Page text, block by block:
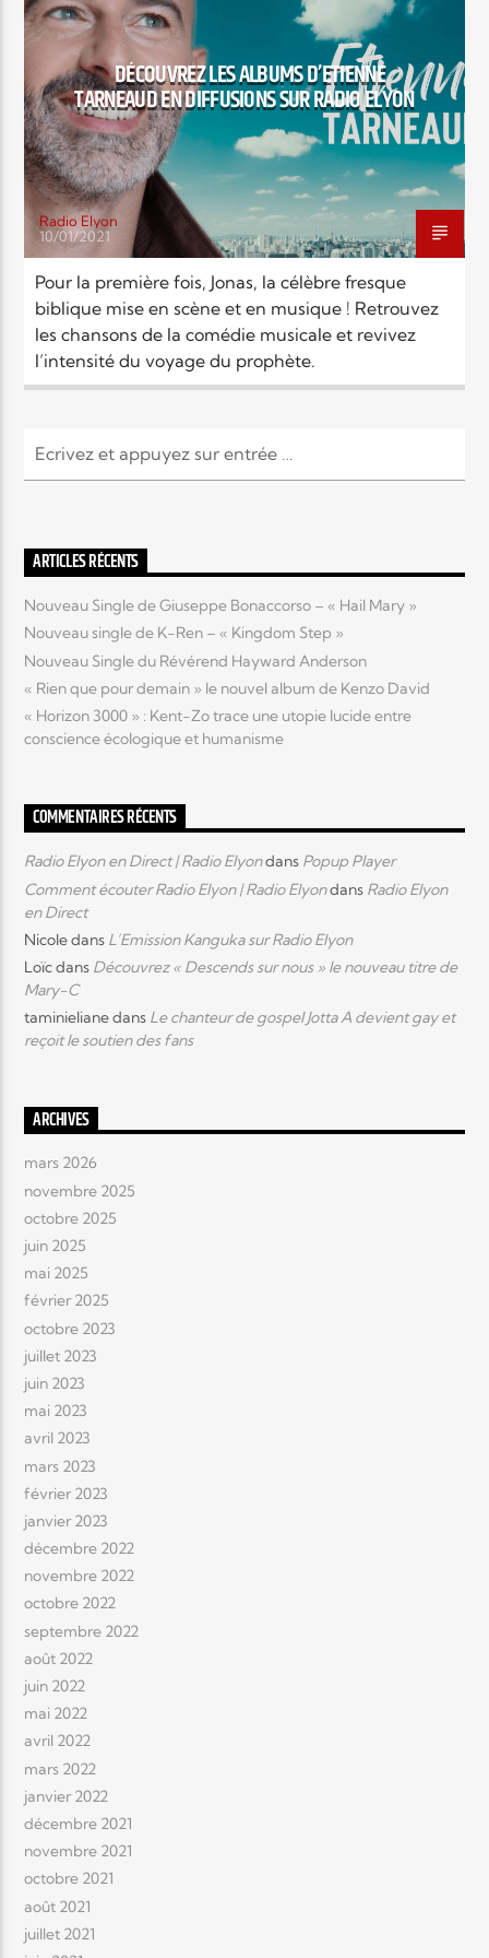
TITRE
ARTISTE
Radio Elyon
Elyon Rhema
Elyon Hits
Elyon Live
Elyon Kids
DÉCOUVREZ LES ALBUMS D’ETIENNE
TARNEAUD EN DIFFUSIONS SUR RADIO ELYON
Radio Elyon
10/01/2021
Pour la première fois, Jonas, la célèbre fresque
biblique mise en scène et en musique ! Retrouvez
les chansons de la comédie musicale et revivez
l’intensité du voyage du prophète.
ARTICLES RÉCENTS
Nouveau Single de Giuseppe Bonaccorso – « Hail Mary »
Nouveau single de K-Ren – « Kingdom Step »
Nouveau Single du Révérend Hayward Anderson
« Rien que pour demain » le nouvel album de Kenzo David
« Horizon 3000 » : Kent-Zo trace une utopie lucide entre
conscience écologique et humanisme
COMMENTAIRES RÉCENTS
Radio Elyon en Direct | Radio Elyondans Popup Player
Comment écouter Radio Elyon | Radio Elyondans Radio Elyon
en Direct
Nicoledans L’Emission Kanguka sur Radio Elyon
Loïcdans Découvrez « Descends sur nous » le nouveau titre de
Mary-C
taminielianedans Le chanteur de gospel Jotta A devient gay et
reçoit le soutien des fans
ARCHIVES
mars 2026
novembre 2025
octobre 2025
juin 2025
mai 2025
février 2025
octobre 2023
juillet 2023
juin 2023
mai 2023
avril 2023
mars 2023
février 2023
janvier 2023
décembre 2022
novembre 2022
octobre 2022
septembre 2022
août 2022
juin 2022
mai 2022
avril 2022
mars 2022
janvier 2022
décembre 2021
novembre 2021
octobre 2021
août 2021
juillet 2021